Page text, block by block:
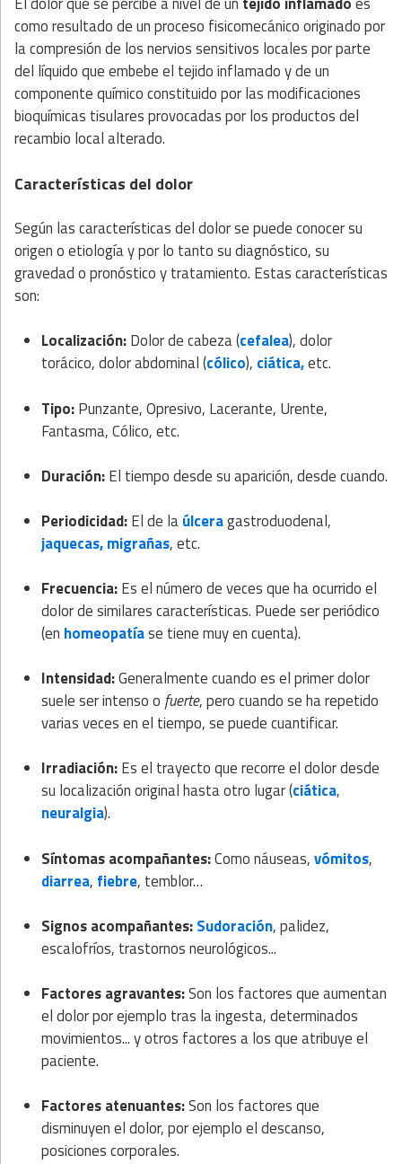
como resultado de un proceso fisicomecánico originado por
la compresión de los nervios sensitivos locales por parte
del líquido que embebe el tejido inflamado y de un
componente químico constituido por las modificaciones
bioquímicas tisulares provocadas por los productos del
recambio local alterado.
Características del dolor
Según las características del dolor se puede conocer su
origen o etiología y por lo tanto su diagnóstico, su
gravedad o pronóstico y tratamiento. Estas características
son:
Localización:Dolor de cabeza (cefalea), dolor
torácico, dolor abdominal (cólico), ciática,etc.
Tipo:Punzante, Opresivo, Lacerante, Urente,
Fantasma, Cólico, etc.
Duración:El tiempo desde su aparición, desde cuando.
Periodicidad:El de laúlceragastroduodenal,
jaquecas,migrañas, etc.
Frecuencia:Es el número de veces que ha ocurrido el
dolor de similares características. Puede ser periódico
(en homeopatíase tiene muy en cuenta).
Intensidad:Generalmente cuando es el primer dolor
suele ser intenso o fuerte, pero cuando se ha repetido
varias veces en el tiempo, se puede cuantificar.
Irradiación:Es el trayecto que recorre el dolor desde
su localización original hasta otro lugar (ciática,
neuralgia).
Síntomas acompañantes:Como náuseas,vómitos,
diarrea, fiebre, temblor…
Signos acompañantes:Sudoración, palidez,
escalofríos, trastornos neurológicos...
Factores agravantes:Son los factores que aumentan
el dolor por ejemplo tras la ingesta, determinados
movimientos... y otros factores a los que atribuye el
paciente.
Factores atenuantes:Son los factores que
disminuyen el dolor, por ejemplo el descanso,
posiciones corporales.